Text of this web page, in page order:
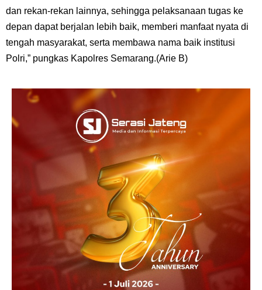
dan rekan-rekan lainnya, sehingga pelaksanaan tugas ke
depan dapat berjalan lebih baik, memberi manfaat nyata di
tengah masyarakat, serta membawa nama baik institusi
Polri,” pungkas Kapolres Semarang.(Arie B)